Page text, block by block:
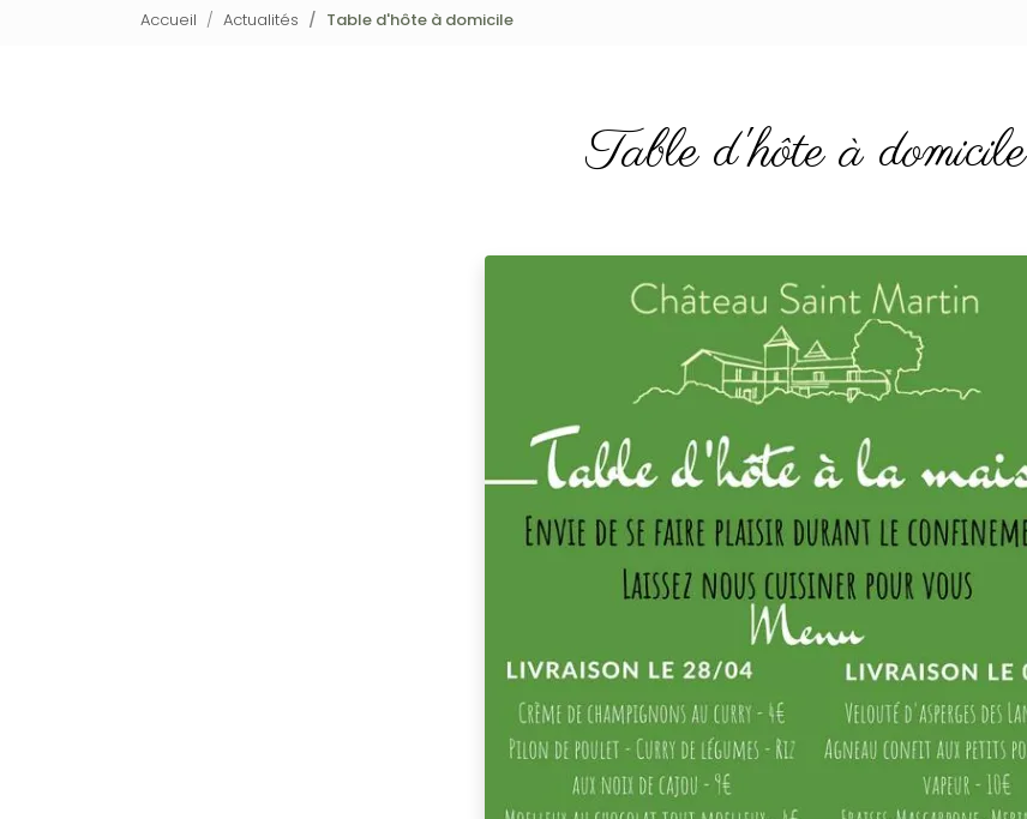
Accueil Actualités Table d'hôte à domicile
Table d'hôte à domicile